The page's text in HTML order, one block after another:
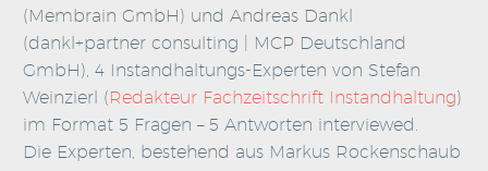
(Membrain GmbH) und Andreas Dankl
(dankl+partner consulting | MCP Deutschland
GmbH), 4 Instandhaltungs-Experten von Stefan
Weinzierl (Redakteur Fachzeitschrift Instandhaltung)
im Format 5 Fragen – 5 Antworten interviewed.
Die Experten, bestehend aus Markus Rockenschaub